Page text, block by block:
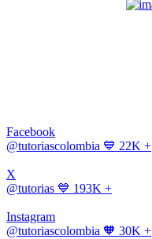
Facebook
@tutoriascolombia 💙 22K +
X
@tutorias 💙 193K +
Instagram
@tutoriascolombia 🧡 30K +